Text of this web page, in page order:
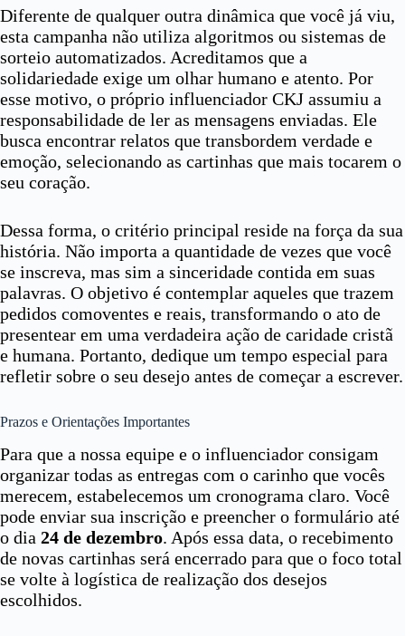
Diferente de qualquer outra dinâmica que você já viu,
esta campanha não utiliza algoritmos ou sistemas de
sorteio automatizados. Acreditamos que a
solidariedade exige um olhar humano e atento. Por
esse motivo, o próprio influenciador CKJ assumiu a
responsabilidade de ler as mensagens enviadas. Ele
busca encontrar relatos que transbordem verdade e
emoção, selecionando as cartinhas que mais tocarem o
seu coração.
Dessa forma, o critério principal reside na força da sua
história. Não importa a quantidade de vezes que você
se inscreva, mas sim a sinceridade contida em suas
palavras. O objetivo é contemplar aqueles que trazem
pedidos comoventes e reais, transformando o ato de
presentear em uma verdadeira ação de caridade cristã
e humana. Portanto, dedique um tempo especial para
refletir sobre o seu desejo antes de começar a escrever.
Prazos e Orientações Importantes
Para que a nossa equipe e o influenciador consigam
organizar todas as entregas com o carinho que vocês
merecem, estabelecemos um cronograma claro. Você
pode enviar sua inscrição e preencher o formulário até
o dia 24 de dezembro. Após essa data, o recebimento
de novas cartinhas será encerrado para que o foco total
se volte à logística de realização dos desejos
escolhidos.